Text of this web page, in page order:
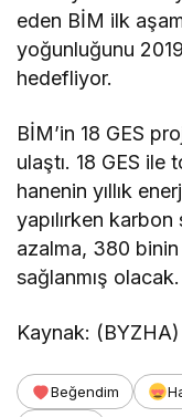
eden BİM ilk
yoğunluğunu
hedefliyor.
BİM’in 18 GES
ulaştı. 18 GES ile
hanenin yıllık
yapılırken karbon
azalma, 380 binin
sağlanmış olacak.
Kaynak:
Beğendim